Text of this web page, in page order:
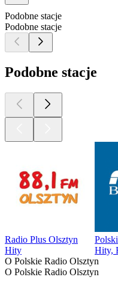
Podobne stacje
Podobne stacje
Podobne stacje
Radio Plus Olsztyn
Hity
Hity,
O Polskie Radio Olsztyn
O Polskie Radio Olsztyn